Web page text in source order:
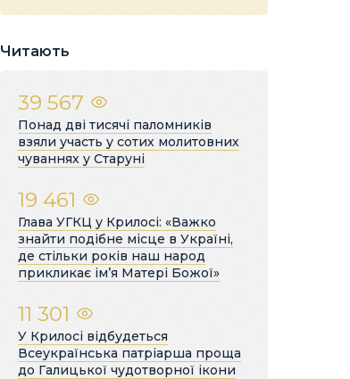
Читають
39 567
Понад дві тисячі паломників
взяли участь у сотих молитовних
чуваннях у Старуні
19 461
Глава УГКЦ у Крилосі: «Важко
знайти подібне місце в Україні,
де стільки років наш народ
прикликає ім’я Матері Божої»
11 301
У Крилосі відбудеться
Всеукраїнська патріарша проща
до Галицької чудотворної ікони